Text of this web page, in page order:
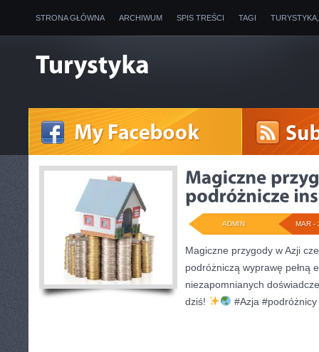
STRONA GŁÓWNA ARCHIWUM SPIS TREŚCI TAGI
MAR -
ADMIN
Magiczne przygody w Azji
podróżniczą wyprawę pełną
niezapomnianych
dziś!
#Azja